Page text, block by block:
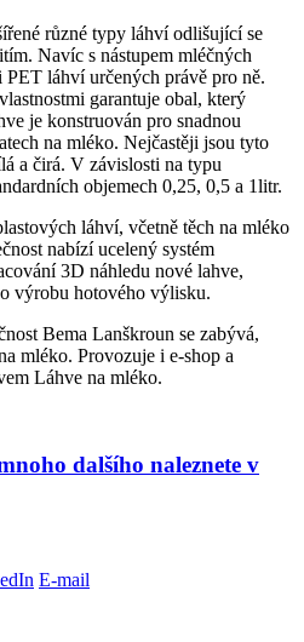
různé typy láhví odlišující se
Navíc s nástupem mléčných
láhví určených právě pro ně.
garantuje obal, který
je konstruován pro snadnou
na mléko. Nejčastěji jsou tyto
a čirá. V závislosti na typu
objemech 0,25, 0,5 a 1litr.
láhví, včetně těch na mléko
nabízí ucelený systém
3D náhledu nové lahve,
výrobu hotového výlisku.
Bema Lanškroun se zabývá,
mléko. Provozuje i e-shop a
Láhve na mléko.
dalšího naleznete v
E-mail